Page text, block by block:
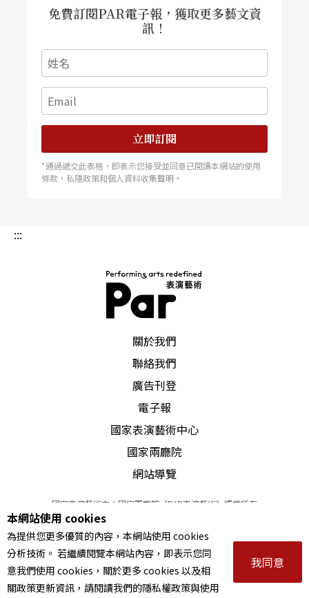
難解的女主角之一。藉由經典劇作，蔡佾玲不只挑
戰個人的表演能力，同時也發展屬於團隊的創作方
法，突破自身的更多可能。 注目焦點三 蔡佾玲不
的其他想像。作品經多年發展，擷取田野調查過程
的靈光，蔡佾玲所飾演的角色甚至多數時間看不見
臉部表情，
免費訂閱PAR電子報，獲取更多藝文資
訊！
立即訂閱
*通過遞交此表格，即表示您接受並同意已閱讀本網站的使用
條款，私隱政策和個人資料收集聲明。
:::
關於我們
聯絡我們
廣告刊登
電子報
國家表演藝術中心
國家兩廳院
網站導覽
國家表演藝術中心國家兩廳院《PAR表演藝術》版權所有
© 2022Performing arts redefined. All Rights Reserved
統一編號 Tax Id number 00973926
本站所提供相關演出資訊，如有異動應以主辦單位公告為準。
服務條款｜隱私權聲明｜著作權聲明
本網站使用 cookies
為提供您更多優質的內容，本網站使用 cookies
分析技術。 若繼續閱覽本網站內容，即表示您同
意我們使用 cookies，關於更多 cookies 以及相
關政策更新資訊，請閱讀我們的隱私權政策與使用
我同意